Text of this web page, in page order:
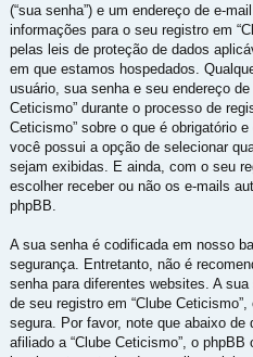
(“sua senha”) e um endereço de e-
informações para o seu registro em
pelas leis de proteção de dados
em que estamos hospedados.
usuário, sua senha e seu endereço
Ceticismo” durante o processo de
Ceticismo” sobre o que é obrigatório
você possui a opção de selecionar
sejam exibidas. E ainda, com o seu
escolher receber ou não os e-mails
phpBB.
A sua senha é codificada em nosso
segurança. Entretanto, não é
senha para diferentes websites. A
de seu registro em “Clube
segura. Por favor, note que abaixo
afiliado a “Clube Ceticismo”, o